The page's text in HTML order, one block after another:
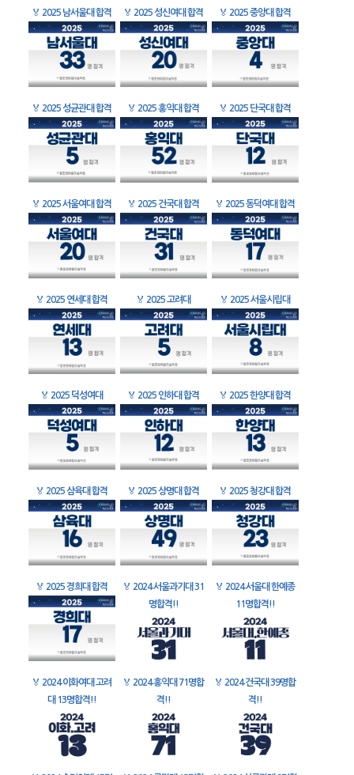
🏅 2025 남서울대 합격 🏅 2025 성신여대 합격 🏅 2025 중앙대 합격
🏅 2025 성균관대 합격 🏅 2025 홍익대 합격 🏅 2025 단국대 합격
🏅 2025 서울여대 합격 🏅 2025 건국대 합격 🏅 2025 동덕여대 합격
🏅 2025 연세대 합격 🏅 2025 고려대 🏅 2025 서울시립대
🏅 2025 덕성여대 🏅 2025 인하대 합격 🏅 2025 한양대 합격
🏅 2025 삼육대 합격 🏅 2025 상명대 합격 🏅 2025 청강대 합격
🏅 2025 경희대 합격 🏅 2024 서울과기대 31
명합격!!
🏅 2024 서울대 한예종
11명합격!!
🏅 2024 이화여대 고려
대 13명합격!!
🏅 2024 홍익대 71명합
격!!
🏅 2024 건국대 39명합
격!!